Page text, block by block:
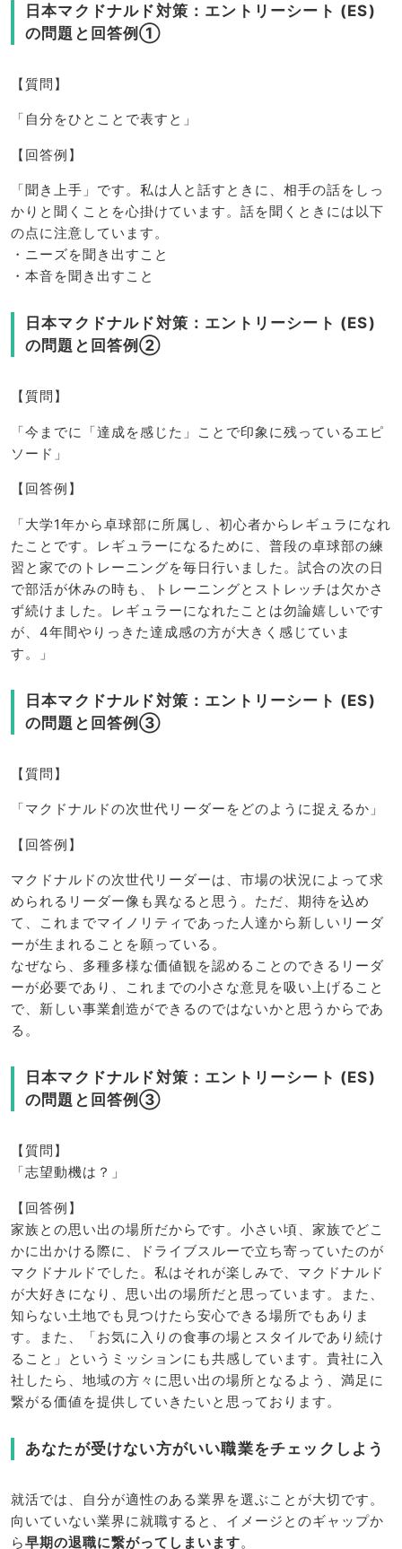
日本マクドナルド対策：エントリーシート (ES)
の問題と回答例①
【質問】
「自分をひとことで表すと」
【回答例】
「聞き上手」です。私は人と話すときに、相手の話をしっ
かりと聞くことを心掛けています。話を聞くときには以下
の点に注意しています。
・ニーズを聞き出すこと
・本音を聞き出すこと
日本マクドナルド対策：エントリーシート (ES)
の問題と回答例②
【質問】
「今までに「達成を感じた」ことで印象に残っているエピ
ソード」
【回答例】
「大学1年から卓球部に所属し、初心者からレギュラになれ
たことです。レギュラーになるために、普段の卓球部の練
習と家でのトレーニングを毎日行いました。試合の次の日
で部活が休みの時も、トレーニングとストレッチは欠かさ
ず続けました。レギュラーになれたことは勿論嬉しいです
が、4年間やりっきた達成感の方が大きく感じていま
す。」
日本マクドナルド対策：エントリーシート (ES)
の問題と回答例③
【質問】
「マクドナルドの次世代リーダーをどのように捉えるか」
【回答例】
マクドナルドの次世代リーダーは、市場の状況によって求
められるリーダー像も異なると思う。ただ、期待を込め
て、これまでマイノリティであった人達から新しいリーダ
ーが生まれることを願っている。
なぜなら、多種多様な価値観を認めることのできるリーダ
ーが必要であり、これまでの小さな意見を吸い上げること
で、新しい事業創造ができるのではないかと思うからであ
る。
日本マクドナルド対策：エントリーシート (ES)
の問題と回答例③
【質問】
「志望動機は？」
【回答例】
家族との思い出の場所だからです。小さい頃、家族でどこ
かに出かける際に、ドライブスルーで立ち寄っていたのが
マクドナルドでした。私はそれが楽しみで、マクドナルド
が大好きになり、思い出の場所だと思っています。また、
知らない土地でも見つけたら安心できる場所でもありま
す。また、「お気に入りの食事の場とスタイルであり続け
ること」というミッションにも共感しています。貴社に入
社したら、地域の方々に思い出の場所となるよう、満足に
繋がる価値を提供していきたいと思っております。
あなたが受けない方がいい職業をチェックしよう
就活では、自分が適性のある業界を選ぶことが大切です。
向いていない業界に就職すると、イメージとのギャップか
ら早期の退職に繋がってしまいます。